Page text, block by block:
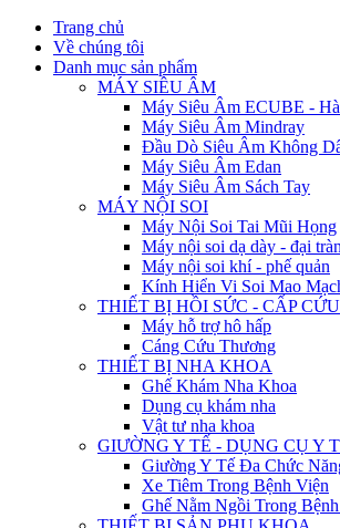
Trang chủ
Về chúng tôi
Danh mục sản phẩm
MÁY SIÊU ÂM
Máy Siêu Âm ECUBE -
Máy Siêu Âm Mindray
Đầu Dò Siêu Âm Không
Máy Siêu Âm Edan
Máy Siêu Âm Sách Tay
MÁY NỘI SOI
Máy Nội Soi Tai Mũi Họng
Máy nội soi dạ dày - đại
Máy nội soi khí - phế quản
Kính Hiển Vi Soi Mao
THIẾT BỊ HỒI SỨC - CẤP CỨU
Máy hỗ trợ hô hấp
Cáng Cứu Thương
THIẾT BỊ NHA KHOA
Ghế Khám Nha Khoa
Dụng cụ khám nha
Vật tư nha khoa
GIƯỜNG Y TẾ - DỤNG CỤ Y
Giường Y Tế Đa Chức
Xe Tiêm Trong Bệnh Viện
Ghế Nằm Ngồi Trong